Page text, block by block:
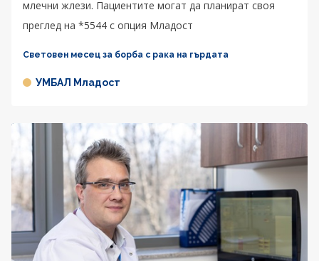
млечни жлези. Пациентите могат да планират своя
преглед на *5544 с опция Младост
Световен месец за борба с рака на гърдата
УМБАЛ Младост